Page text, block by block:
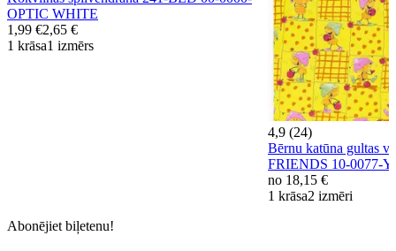
OPTIC WHITE
1,99 €2,65 €
1 krāsa1 izmērs
4,9 (24)
Bērnu katūna gultas
FRIENDS 10-0077-
no 18,15 €
1 krāsa2 izmēri
Abonējiet biļetenu!